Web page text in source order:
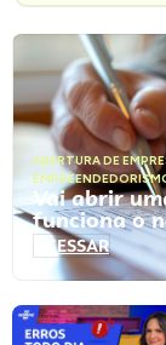
ABERTURA DE
Vai abrir
funciona o
ACESSAR